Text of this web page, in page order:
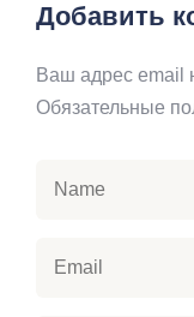
Добавить
Ваш адрес email
Обязательные